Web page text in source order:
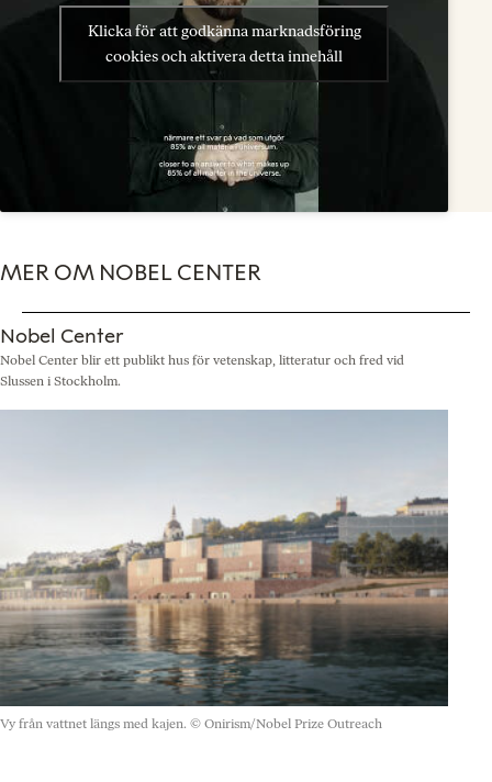
Klicka för att godkänna marknadsföring
cookies och aktivera detta innehåll
MER OM NOBEL CENTER
Nobel Center
Nobel Center blir ett publikt hus för vetenskap, litteratur och fred vid
Slussen i Stockholm.
Vy från vattnet längs med kajen. © Onirism/Nobel Prize Outreach